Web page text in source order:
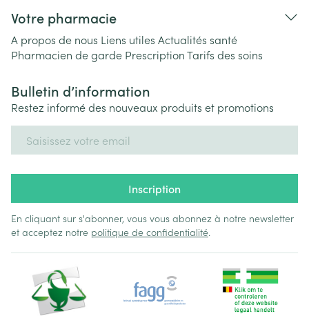
Votre pharmacie
A propos de nous Liens utiles Actualités santé
Pharmacien de garde PrescriptionTarifs des soins
Bulletin d’information
Restez informé des nouveaux produits et promotions
Inscription
En cliquant sur s'abonner, vous vous abonnez à notre newsletter
et acceptez notre politique de confidentialité.